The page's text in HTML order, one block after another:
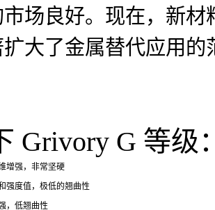
场良好。现在，新
大了金属替代应用
Grivory G 等级
增强，非常坚硬
强度值，极低的翘曲性
，低翘曲性